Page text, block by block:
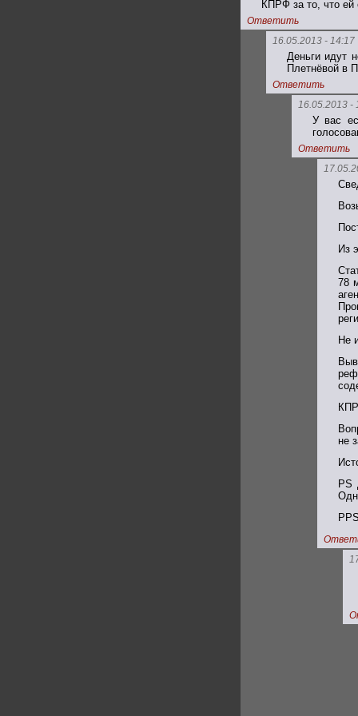
КПРФ за то, что
Ответить
16.05.2013 - 14:17
Деньги идут
Плетнёвой в
Ответить
16.05.2013 -
У вас
Ответить
Из
78
Не
не
PS